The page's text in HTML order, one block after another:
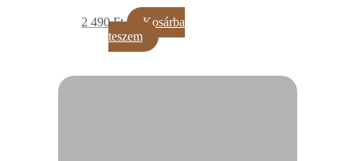
2 490Ft
Kosárba
teszem